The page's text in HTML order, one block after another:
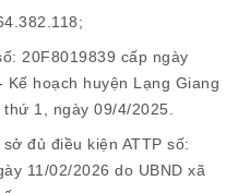
20F8019839 cấp ngày
hoạch huyện Lạng Giang
1, ngày 09/4/2025.
đủ điều kiện ATTP số:
11 /02/2026 do UBND xã